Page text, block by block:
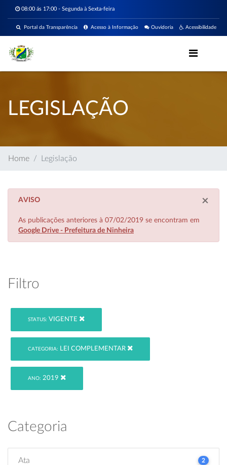
08:00 ás 17:00 - Segunda à Sexta-feira
Acessibilidade
Ouvidoria
Acesso à Informação
Portal da Transparência
LEGISLAÇÃO
Home Legislação
×
AVISO
As publicações anteriores à 07/02/2019 se encontram em
Google Drive - Prefeitura de Ninheira
Filtro
STATUS: VIGENTE
CATEGORIA: LEI COMPLEMENTAR
ANO: 2019
Categoria
Ata 2